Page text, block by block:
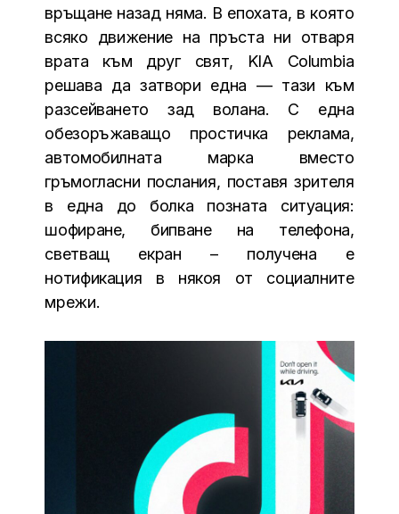
връщане назад няма. В епохата, в която
всяко движение на пръста ни отваря
врата към друг свят, KIA Columbia
решава да затвори една — тази към
разсейването зад волана. С една
обезоръжаващо простичка реклама,
автомобилната марка вместо
гръмогласни послания, поставя зрителя
в една до болка позната ситуация:
шофиране, бипване на телефона,
светващ екран – получена е
нотификация в някоя от социалните
мрежи.